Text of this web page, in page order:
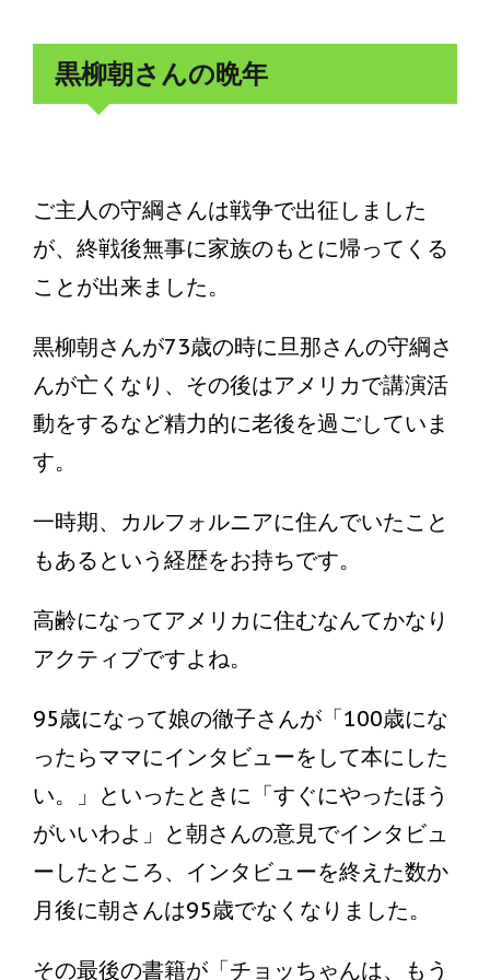
黒柳朝さんの晩年
ご主人の守綱さんは戦争で出征しました
が、終戦後無事に家族のもとに帰ってくる
ことが出来ました。
黒柳朝さんが73歳の時に旦那さんの守綱さ
んが亡くなり、その後はアメリカで講演活
動をするなど精力的に老後を過ごしていま
す。
一時期、カルフォルニアに住んでいたこと
もあるという経歴をお持ちです。
高齢になってアメリカに住むなんてかなり
アクティブですよね。
95歳になって娘の徹子さんが「100歳にな
ったらママにインタビューをして本にした
い。」といったときに「すぐにやったほう
がいいわよ」と朝さんの意見でインタビュ
ーしたところ、インタビューを終えた数か
月後に朝さんは95歳でなくなりました。
その最後の書籍が「チョッちゃんは、もう